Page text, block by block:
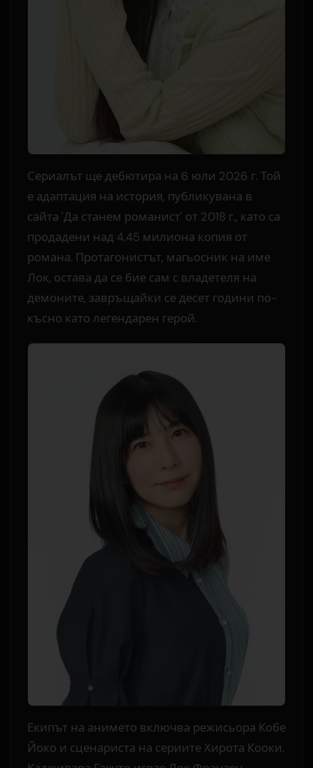
Сериалът ще дебютира на 6 юли 2026 г. Той
е адаптация на история, публикувана в
сайта 'Да станем романист' от 2018 г., като са
продадени над 4.45 милиона копия от
романа. Протагонистът, магьосник на име
Лок, остава да се бие сам с владетеля на
демоните, завръщайки се десет години по-
късно като легендарен герой.
Екипът на анимето включва режисьора Кобе
Йоко и сценариста на сериите Хирота Кооки.